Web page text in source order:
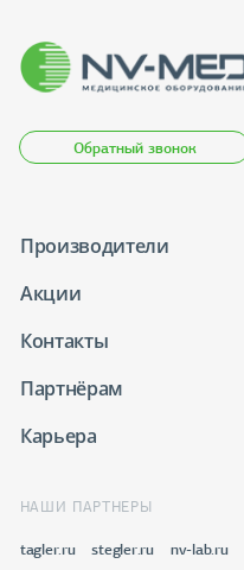
Обратный звонок
Производители
Акции
Контакты
Партнёрам
Карьера
НАШИ ПАРТНЕРЫ
tagler.ru stegler.ru nv-lab.ru